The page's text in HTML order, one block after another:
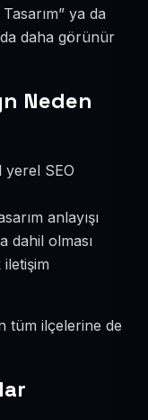
ya da
daha görünür
Neden
SEO
anlayışı
dahil olması
tüm ilçelerine de